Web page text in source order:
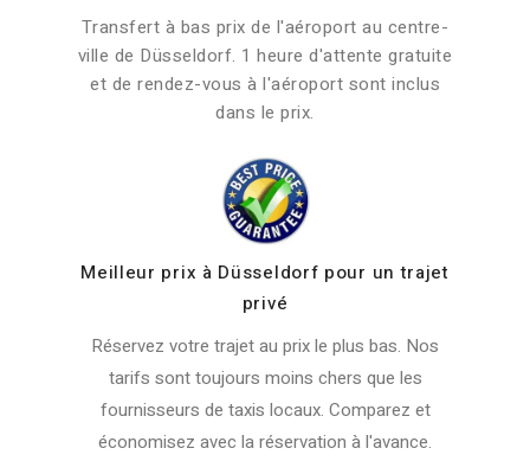
Transfert à bas prix de l'aéroport au centre-
ville de Düsseldorf. 1 heure d'attente gratuite
et de rendez-vous à l'aéroport sont inclus
dans le prix.
Meilleur prix à Düsseldorf pour un trajet
privé
Réservez votre trajet au prix le plus bas. Nos
tarifs sont toujours moins chers que les
fournisseurs de taxis locaux. Comparez et
économisez avec la réservation à l'avance.